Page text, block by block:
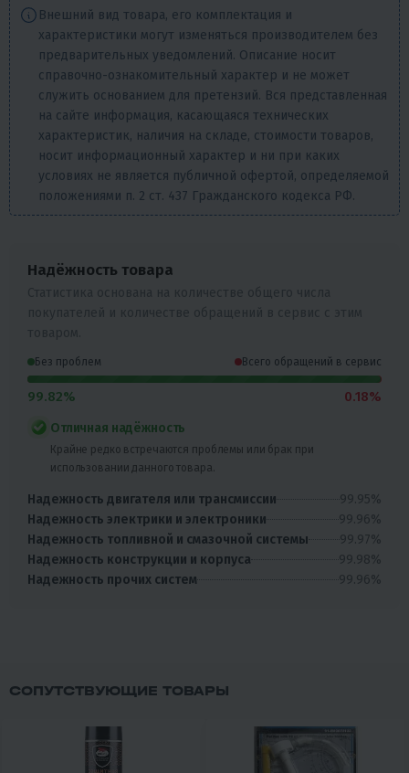
Внешний вид товара, его комплектация и
характеристики могут изменяться производителем без
предварительных уведомлений. Описание носит
справочно-ознакомительный характер и не может
служить основанием для претензий. Вся представленная
на сайте информация, касающаяся технических
характеристик, наличия на складе, стоимости товаров,
носит информационный характер и ни при каких
условиях не является публичной офертой, определяемой
положениями п. 2 ст. 437 Гражданского кодекса РФ.
Надёжность товара
Без проблем Всего обращений в сервис
99.82% 0.18%
Отличная надёжность
Крайне редко встречаются проблемы или брак при
использовании данного товара.
Надежность двигателя или трансмиссии
99.95%
Надежность электрики и электроники
99.96%
Надежность топливной и смазочной системы
99.97%
Надежность конструкции и корпуса
99.98%
Надежность прочих систем
99.96%
СОПУТСТВУЮЩИЕ ТОВАРЫ